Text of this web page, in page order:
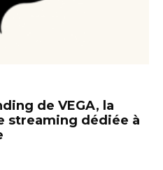
de VEGA, la
streaming dédiée à